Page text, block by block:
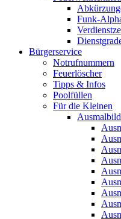
Funk-
Bürgerservice
Notrufnummern
Feuerlöscher
Tipps & Infos
Poolfüllen
Für die Kleinen